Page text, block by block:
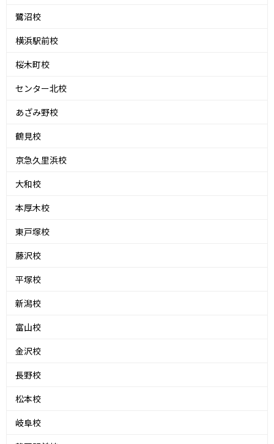
鷺沼校
横浜駅前校
桜木町校
センター北校
あざみ野校
鶴見校
京急久里浜校
大和校
本厚木校
東戸塚校
藤沢校
平塚校
新潟校
富山校
金沢校
長野校
松本校
岐阜校